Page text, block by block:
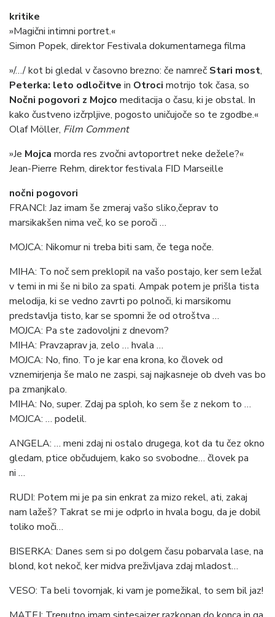
kritike
»Magični intimni portret.«
Simon Popek, direktor Festivala dokumentarnega filma
»/…/ kot bi gledal v časovno brezno: če namreč Stari most,
Peterka: leto odločitve in Otroci motrijo tok časa, so
Nočni pogovori z Mojco meditacija o času, ki je obstal. In
kako čustveno izčrpljive, pogosto uničujoče so te zgodbe.«
Olaf Möller, Film Comment
»Je Mojca morda res zvočni avtoportret neke dežele?«
Jean-Pierre Rehm, direktor festivala FID Marseille
nočni pogovori
FRANCI: Jaz imam še zmeraj vašo sliko,čeprav to
marsikakšen nima več, ko se poroči …
MOJCA: Nikomur ni treba biti sam, če tega noče.
MIHA: To noč sem preklopil na vašo postajo, ker sem ležal
v temi in mi še ni bilo za spati. Ampak potem je prišla tista
melodija, ki se vedno zavrti po polnoči, ki marsikomu
predstavlja tisto, kar se spomni že od otroštva …
MOJCA: Pa ste zadovoljni z dnevom?
MIHA: Pravzaprav ja, zelo … hvala …
MOJCA: No, fino. To je kar ena krona, ko človek od
vznemirjenja še malo ne zaspi, saj najkasneje ob dveh vas bo
pa zmanjkalo.
MIHA: No, super. Zdaj pa sploh, ko sem še z nekom to …
MOJCA: … podelil.
ANGELA: … meni zdaj ni ostalo drugega, kot da tu čez okno
gledam, ptice občudujem, kako so svobodne… človek pa
ni …
RUDI: Potem mi je pa sin enkrat za mizo rekel, ati, zakaj
nam lažeš? Takrat se mi je odprlo in hvala bogu, da je dobil
toliko moči…
BISERKA: Danes sem si po dolgem času pobarvala lase, na
blond, kot nekoč, ker midva preživljava zdaj mladost…
VESO: Ta beli tovornjak, ki vam je pomežikal, to sem bil jaz!